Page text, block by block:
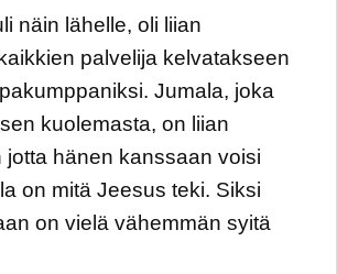
näin lähelle, oli liian
palvelija kelvatakseen
Jumala, joka
kuolemasta, on liian
jotta hänen kanssaan voisi
on mitä Jeesus teki. Siksi
on vielä vähemmän syitä